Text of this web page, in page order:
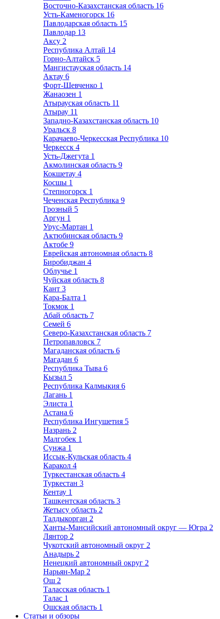
Восточно-Казахстанская область 16
Усть-Каменогорск 16
Павлодарская область 15
Павлодар 13
Аксу 2
Республика Алтай 14
Горно-Алтайск 5
Мангистауская область 14
Актау 6
Форт-Шевченко 1
Жанаозен 1
Атырауская область 11
Атырау 11
Западно-Казахстанская область 10
Уральск 8
Карачаево-Черкесская Республика 10
Черкесск 4
Усть-Джегута 1
Акмолинская область 9
Кокшетау 4
Косшы 1
Степногорск 1
Чеченская Республика 9
Грозный 5
Аргун 1
Урус-Мартан 1
Актюбинская область 9
Актобе 9
Еврейская автономная область 8
Биробиджан 4
Облучье 1
Чуйская область 8
Кант 3
Кара-Балта 1
Токмок 1
Абай область 7
Семей 6
Северо-Казахстанская область 7
Петропавловск 7
Магаданская область 6
Магадан 6
Республика Тыва 6
Кызыл 5
Республика Калмыкия 6
Лагань 1
Элиста 1
Астана 6
Республика Ингушетия 5
Назрань 2
Малгобек 1
Сунжа 1
Иссык-Кульская область 4
Каракол 4
Туркестанская область 4
Туркестан 3
Кентау 1
Ташкентская область 3
Жетысу область 2
Талдыкорган 2
Ханты-Мансийский автономный округ — Югра 2
Лянтор 2
Чукотский автономный округ 2
Анадырь 2
Ненецкий автономный округ 2
Нарьян-Мар 2
Ош 2
Таласская область 1
Талас 1
Ошская область 1
Статьи и обзоры